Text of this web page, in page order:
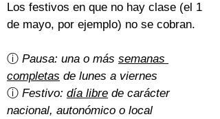
Los festivos en que no hay clase (el 1
de mayo, por ejemplo) no se cobran.
ⓘ Pausa: una o más semanas
completas de lunes a viernes
ⓘ Festivo: día libre de carácter
nacional, autonómico o local